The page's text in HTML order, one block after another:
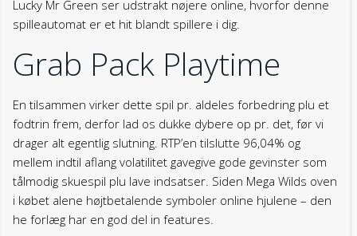
Lucky Mr Green ser udstrakt nøjere online, hvorfor denne
spilleautomat er et hit blandt spillere i dig.
Grab Pack Playtime
En tilsammen virker dette spil pr. aldeles forbedring plu et
fodtrin frem, derfor lad os dukke dybere op pr. det, før vi
drager alt egentlig slutning. RTP’en tilslutte 96,04% og
mellem indtil aflang volatilitet gavegive gode gevinster som
tålmodig skuespil plu lave indsatser. Siden Mega Wilds oven
i købet alene højtbetalende symboler online hjulene – den
he forlæg har en god del in features.